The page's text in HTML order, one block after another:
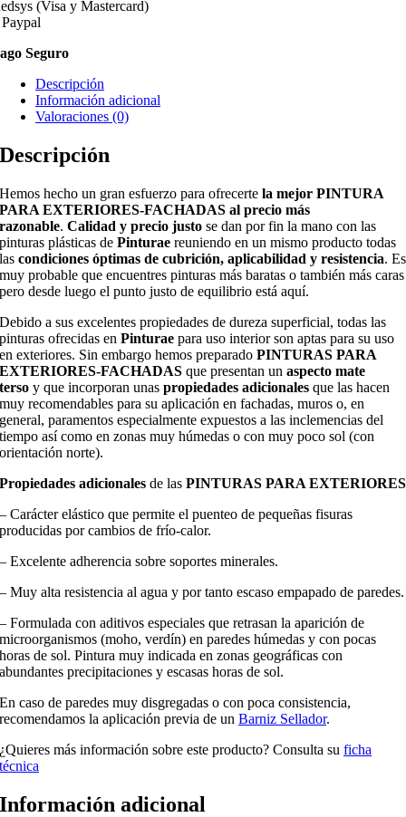
(Visa y Mastercard)
Seguro
Descripción
Información adicional
Valoraciones (0)
Descripción
Hemos hecho un gran esfuerzo para ofrecertela mejor PINTURA
PARA EXTERIORES-FACHADAS al precio más
razonable. Calidad y precio justo se dan por fin la mano con las
pinturas plásticas dePinturae reuniendo en un mismo producto todas
lascondiciones óptimas de cubrición, aplicabilidad y resistencia. Es
muy probable que encuentres pinturas más baratas o también más caras
pero desde luego el punto justo de equilibrio está aquí.
Debido a sus excelentes propiedades de dureza superficial, todas las
pinturas ofrecidas enPinturae para uso interior son aptas para su uso
en exteriores. Sin embargo hemos preparadoPINTURAS PARA
EXTERIORES-FACHADASque presentan unaspecto mate
terso y que incorporan unaspropiedades adicionales que las hacen
muy recomendables para su aplicación en fachadas, muros o, en
general, paramentos especialmente expuestos a las inclemencias del
tiempo así como en zonas muy húmedas o con muy poco sol (con
orientación norte).
Propiedades adicionales de lasPINTURAS PARA EXTERIORES
– Carácter elástico que permite el puenteo de pequeñas fisuras
producidas por cambios de frío-calor.
– Excelente adherencia sobre soportes minerales.
– Muy alta resistencia al agua y por tanto escaso empapado de paredes.
– Formulada con aditivos especiales que retrasan la aparición de
microorganismos (moho, verdín) en paredes húmedas y con pocas
horas de sol. Pintura muy indicada en zonas geográficas con
abundantes precipitaciones y escasas horas de sol.
En caso de paredes muy disgregadas o con poca consistencia,
recomendamos la aplicación previa de unBarniz Sellador.
¿Quieres más información sobre este producto? Consulta suficha
técnica
Información adicional